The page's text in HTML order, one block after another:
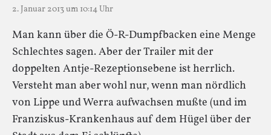
2. Januar 2013 um 10:14 Uhr
Man kann über die Ö-R-Dumpfbacken eine Menge
Schlechtes sagen. Aber der Trailer mit der
doppelten Antje-Rezeptionsebene ist herrlich.
Versteht man aber wohl nur, wenn man nördlich
von Lippe und Werra aufwachsen mußte (und im
Franziskus-Krankenhaus auf dem Hügel über der